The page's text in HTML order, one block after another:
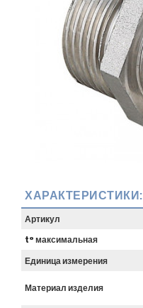
ХАРАКТЕРИСТИКИ:
Артикул
t° максимальная
Единица измерения
Материал изделия